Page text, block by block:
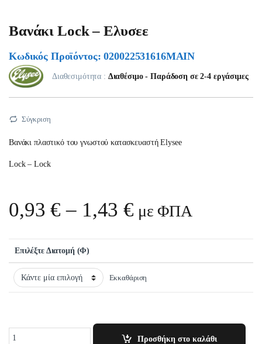
Βανάκι Lock – Ελυσεε
Κωδικός Προϊόντος: 020022531616ΜΑΙΝ
Διαθεσιμότητα : Διαθέσιμο - Παράδοση σε 2-4 εργάσιμες
Σύγκριση
Βανάκι πλαστικό του γνωστού κατασκευαστή Elysee
Lock – Lock
0,93€ – 1,43€ Price range:
με ΦΠΑ
Επιλέξτε Διατομή (Φ)
Εκκαθάριση
Προσθήκη στο καλάθι